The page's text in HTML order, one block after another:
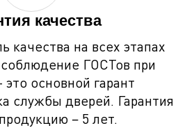
качества
качества на всех этапах
ГОСТов при
это основной гарант
службы дверей. Гарантия
− 5 лет.